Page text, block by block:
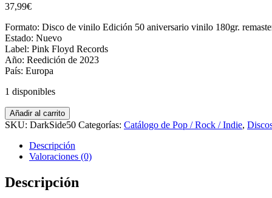
37,99€
Formato: Disco de vinilo Edición 50 aniversario vinilo 180gr.
Estado: Nuevo
Label: Pink Floyd Records ‎
Año: Reedición de 2023
País: Europa
1 disponibles
Pink
Floyd
Dark
Side
the
Moon
Añadir al carrito
SKU: DarkSide50 Categorías: Catálogo de Pop / Rock / Indie,
Descripción
Valoraciones (0)
Descripción